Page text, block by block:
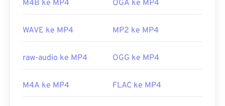
Dikembangkan oleh:
Apple Inc.
https://en.wikipedia.org/wiki/QuickTime_File_Format
tersebut (codec audio atau video) tidak kompatibel
ini, cobaVLC Media Player.
Group (MPEG)
M4B ke MP4 OGA ke MP4
WAVE ke MP4 MP2 ke MP4
raw-audio ke MP4 OGG ke MP4
M4A ke MP4 FLAC ke MP4